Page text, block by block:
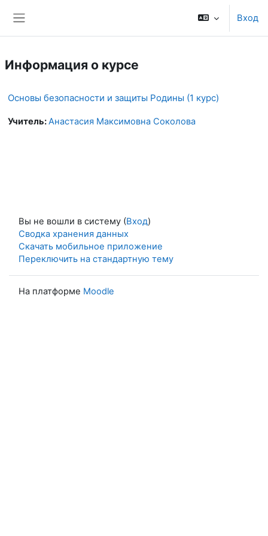
Вход
Информация о курсе
Основы безопасности и защиты Родины (1 курс)
Учитель:Анастасия Максимовна Соколова
Вы не вошли в систему (Вход)
Сводка хранения данных
Скачать мобильное приложение
Переключить на стандартную тему
На платформе Moodle